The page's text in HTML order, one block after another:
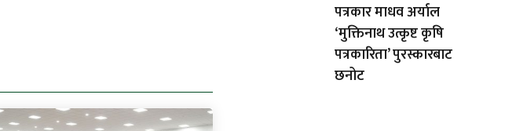
पत्रकार माधव अर्याल
‘मुक्तिनाथ उत्कृष्ट कृषि
पत्रकारिता’ पुरस्कारबाट
छनोट